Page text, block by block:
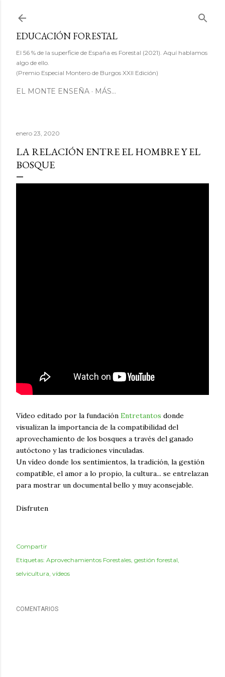
EDUCACIÓN FORESTAL
El 56 % de la superficie de España es Forestal (2021). Aquí hablamos
algo de ello.
(Premio Especial Montero de Burgos XXII Edición)
EL MONTE ENSEÑA MÁS…
enero 23, 2020
LA RELACIÓN ENTRE EL HOMBRE Y EL
BOSQUE
Vídeo editado por la fundación Entretantos donde
visualizan la importancia de la compatibilidad del
aprovechamiento de los bosques a través del ganado
autóctono y las tradiciones vinculadas.
Un vídeo donde los sentimientos, la tradición, la gestión
compatible, el amor a lo propio, la cultura... se entrelazan
para mostrar un documental bello y muy aconsejable.
Disfruten
Compartir
Etiquetas: Aprovechamientos Forestales gestión forestal
selvicultura vídeos
COMENTARIOS